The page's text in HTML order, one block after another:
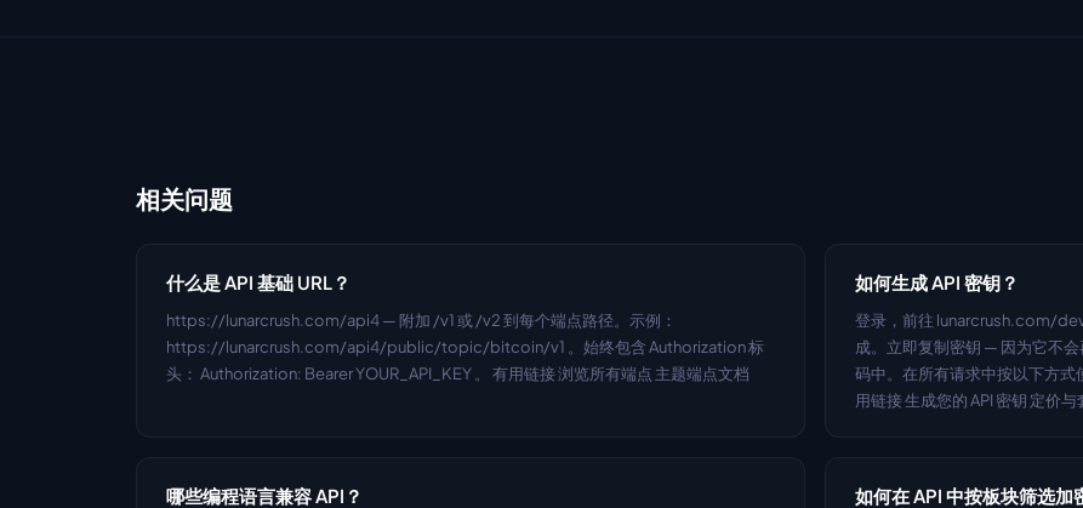
相关问题
什么是 API 基础 URL？
https://lunarcrush.com/api4 — 附加 /v1 或 /v2 到每个端点路径。示例：
https://lunarcrush.com/api4/public/topic/bitcoin/v1 。始终包含 Authorization 标
头： Authorization: Bearer YOUR_API_KEY 。 有用链接 浏览所有端点 主题端点文档
如何生成 API 密钥？
登录，前往 lunarcrush.com/
成。立即复制密钥 — 因为它不
码中。在所有请求中按以下方式
用链接 生成您的 API 密钥 定价与
哪些编程语言兼容 API？ 如何在 API 中按板块筛选加